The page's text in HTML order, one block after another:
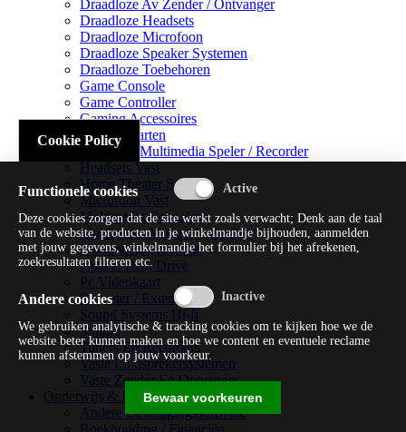
Draadloze Av Zender / Ontvanger
Draadloze Headsets
Draadloze Microfoon
Draadloze Speaker Systemen
Draadloze Toebehoren
Game Console
Game Controller
Gaming Accessoires
Geluidskaarten
Handheld Multimedia Speler / Recorder
Headsets Vast
Home Theater Systems
Microfoon Vast
Multimedia Consoles
Multimedia Mixer / Versterker
Multimedia Productie
Optical Disk Drive
Pc Videokaart
Repeater / Extender
Sound Systems Hi-fi
Splitter
Tuners En Recorders
Vaste Luidsprekersystemen
Vaste Zender En Ontvanger
Onderwijs & Recreatie
Andere Beveiligingssoftware
Cookie Policy
Functionele cookies
Deze cookies zorgen dat de site werkt zoals verwacht; Denk aan de taal
van de website, producten in je winkelmandje bijhouden, aanmelden
met jouw gegevens, winkelmandje het formulier bij het afrekenen,
zoekresultaten filteren etc.
Andere cookies
We gebruiken analytische & tracking cookies om te kijken hoe we de
website beter kunnen maken en hoe we content en eventuele reclame
kunnen afstemmen op jouw voorkeur.
Bewaar voorkeuren